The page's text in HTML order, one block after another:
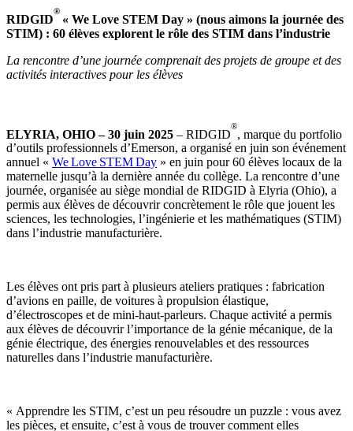
RIDGID
®
« We Love STEM Day » (nous aimons la journée des
STIM) : 60 élèves explorent le rôle des STIM dans l’industrie
La rencontre d’une journée comprenait des projets de groupe et des
activités interactives pour les élèves
ELYRIA, OHIO – 30 juin 2025 – RIDGID
®
, marque du portfolio
d’outils professionnels d’Emerson, a organisé en juin son événement
annuel « We Love STEM Day » en juin pour 60 élèves locaux de la
maternelle jusqu’à la dernière année du collège. La rencontre d’une
journée, organisée au siège mondial de RIDGID à Elyria (Ohio), a
permis aux élèves de découvrir concrètement le rôle que jouent les
sciences, les technologies, l’ingénierie et les mathématiques (STIM)
dans l’industrie manufacturière.
Les élèves ont pris part à plusieurs ateliers pratiques : fabrication
d’avions en paille, de voitures à propulsion élastique,
d’électroscopes et de mini‑haut‑parleurs. Chaque activité a permis
aux élèves de découvrir l’importance de la génie mécanique, de la
génie électrique, des énergies renouvelables et des ressources
naturelles dans l’industrie manufacturière.
« Apprendre les STIM, c’est un peu résoudre un puzzle : vous avez
les pièces, et ensuite, c’est à vous de trouver comment elles